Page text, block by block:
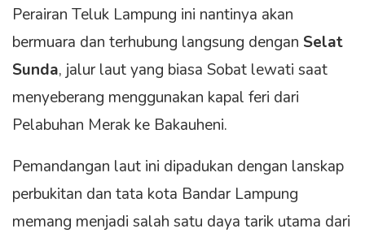
Perairan Teluk Lampung ini nantinya akan
bermuara dan terhubung langsung dengan Selat
Sunda, jalur laut yang biasa Sobat lewati saat
menyeberang menggunakan kapal feri dari
Pelabuhan Merak ke Bakauheni.
Pemandangan laut ini dipadukan dengan lanskap
perbukitan dan tata kota Bandar Lampung
memang menjadi salah satu daya tarik utama dari